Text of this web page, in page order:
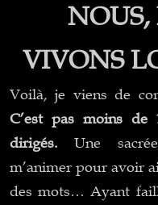
VIVONS
Voilà, je viens de
C’est pas moins
dirigés.Une
m’animer pour avoir
des mots… Ayant